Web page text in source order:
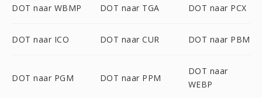
DOT naar WBMP DOT naar TGA DOT naar PCX
DOT naar ICO DOT naar CUR DOT naar PBM
DOT naar PGM DOT naar PPM
DOT naar
WEBP